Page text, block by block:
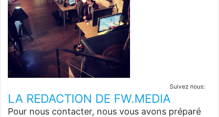
Suivez nous:
LA REDACTION DE FW.MEDIA
Pour nous contacter, nous vous avons préparé